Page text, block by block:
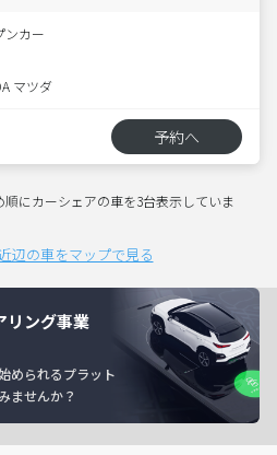
ンカー
マツダ
予約へ
にカーシェアの車を3台表示していま
辺の車をマップで見る
リング事業
められるプラット
ませんか？